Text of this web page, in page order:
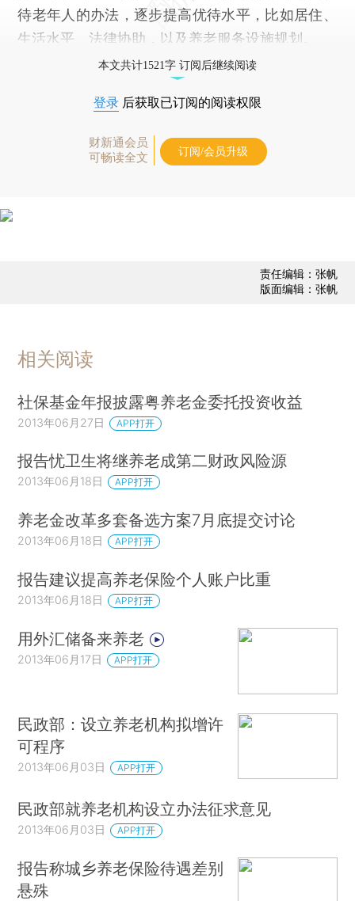
待老年人的办法，逐步提高优待水平，比如居住、
生活水平、法律协助，以及养老服务设施规划。
本文共计1521字 订阅后继续阅读
登录 后获取已订阅的阅读权限
财新通会员
可畅读全文
订阅/会员升级
责任编辑：张帆
版面编辑：张帆
相关阅读
社保基金年报披露粤养老金委托投资收益
2013年06月27日 APP打开
报告忧卫生将继养老成第二财政风险源
2013年06月18日 APP打开
养老金改革多套备选方案7月底提交讨论
2013年06月18日 APP打开
报告建议提高养老保险个人账户比重
2013年06月18日 APP打开
用外汇储备来养老
2013年06月17日 APP打开
民政部：设立养老机构拟增许
可程序
2013年06月03日 APP打开
民政部就养老机构设立办法征求意见
2013年06月03日 APP打开
报告称城乡养老保险待遇差别
悬殊